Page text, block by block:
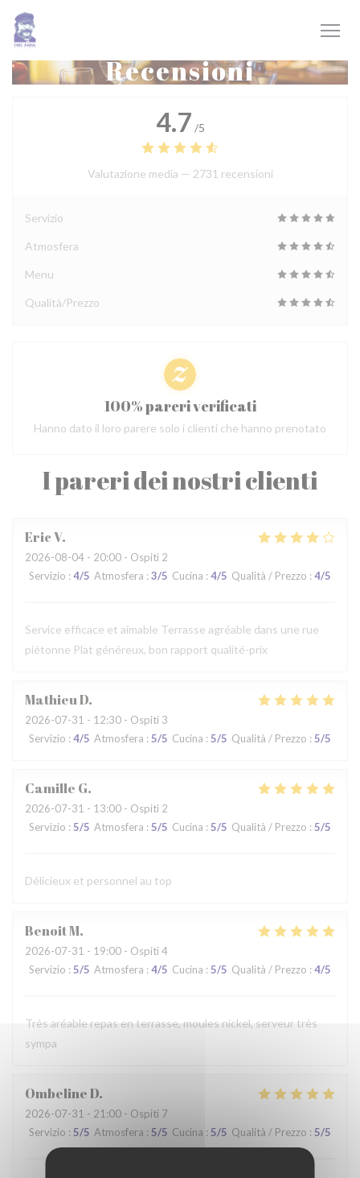
Personalizzazione delle tue scelte sui cookie
Recensioni
I pareri dei nostri clienti
EricV
2026-08-04 - 20:00 - Ospiti 2
Servizio : 4/5 Atmosfera : 3/5 Cucina : 4/5 Qualità / Prezzo : 4/5
Service efficace et aimable Terrasse agréable dans une rue
piétonne Plat généreux, bon rapport qualité-prix
MathieuD
2026-07-31 - 12:30 - Ospiti 3
Servizio : 4/5 Atmosfera : 5/5 Cucina : 5/5 Qualità / Prezzo : 5/5
Camille G
2026-07-31 - 13:00 - Ospiti 2
Servizio : 5/5 Atmosfera : 5/5 Cucina : 5/5 Qualità / Prezzo : 5/5
Délicieux et personnel au top
BenoitM
2026-07-31 - 19:00 - Ospiti 4
Servizio : 5/5 Atmosfera : 4/5 Cucina : 5/5 Qualità / Prezzo : 4/5
Très aréable repas en terrasse, moules nickel, serveur très
sympa
OmbelineD
2026-07-31 - 21:00 - Ospiti 7
Servizio : 5/5 Atmosfera : 5/5 Cucina : 5/5 Qualità / Prezzo : 5/5
4.7 /5
Valutazione media — 2731 recensioni
Servizio
Atmosfera
Menu
Qualità/Prezzo
100% pareri verificati
Hanno dato il loro parere solo i clienti che hanno prenotato